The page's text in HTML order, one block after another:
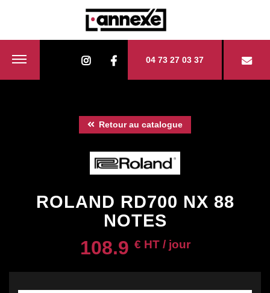
04 73 27 03 37
Retour au catalogue
ROLAND RD700 NX 88
NOTES
108.9 € HT / jour